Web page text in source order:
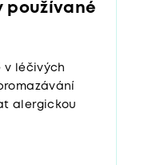
používané
v léčivých
alergickou